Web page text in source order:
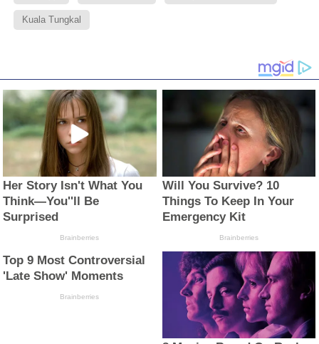
Kuala Tungkal